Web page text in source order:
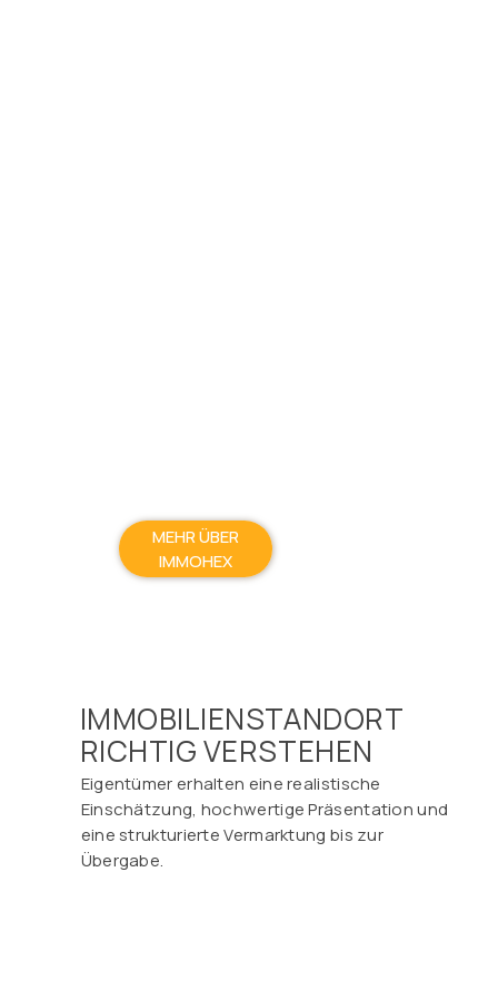
MEHR ÜBER
IMMOHEX
IMMOBILIENSTANDORT
RICHTIG VERSTEHEN
Eigentümer erhalten eine realistische
Einschätzung, hochwertige Präsentation und
eine strukturierte Vermarktung bis zur
Übergabe.